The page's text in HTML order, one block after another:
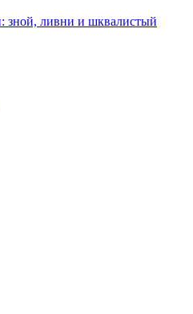
зной, ливни и шквалистый